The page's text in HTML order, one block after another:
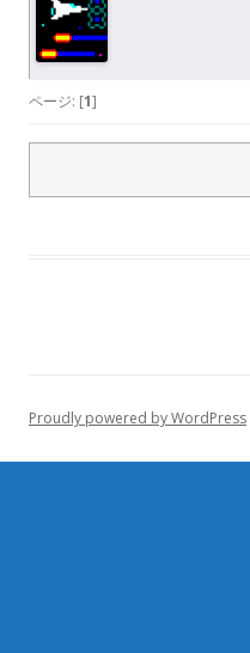
ページ: [1]
Proudly powered by WordPress